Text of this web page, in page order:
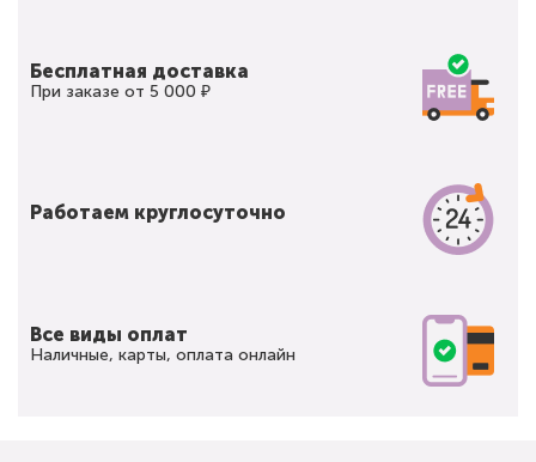
Бесплатная доставка
При заказе от 5 000 ₽
Работаем круглосуточно
Все виды оплат
Наличные, карты, оплата онлайн